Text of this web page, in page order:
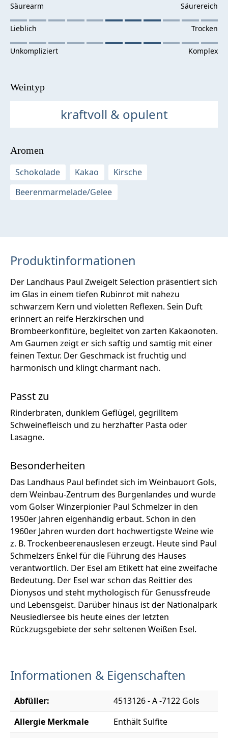
Weintyp
kraftvoll & opulent
Aromen
Schokolade
Kakao
Kirsche
Beerenmarmelade/Gelee
Produktinformationen
Der Landhaus Paul Zweigelt Selection präsentiert sich
im Glas in einem tiefen Rubinrot mit nahezu
schwarzem Kern und violetten Reflexen. Sein Duft
erinnert an reife Herzkirschen und
Brombeerkonfitüre, begleitet von zarten Kakaonoten.
Am Gaumen zeigt er sich saftig und samtig mit einer
feinen Textur. Der Geschmack ist fruchtig und
harmonisch und klingt charmant nach.
Passt zu
Rinderbraten, dunklem Geflügel, gegrilltem
Schweinefleisch und zu herzhafter Pasta oder
Lasagne.
Besonderheiten
Das Landhaus Paul befindet sich im Weinbauort Gols,
dem Weinbau-Zentrum des Burgenlandes und wurde
vom Golser Winzerpionier Paul Schmelzer in den
1950er Jahren eigenhändig erbaut. Schon in den
1960er Jahren wurden dort hochwertigste Weine wie
z. B. Trockenbeerenauslesen erzeugt. Heute sind Paul
Schmelzers Enkel für die Führung des Hauses
verantwortlich. Der Esel am Etikett hat eine zweifache
Bedeutung. Der Esel war schon das Reittier des
Dionysos und steht mythologisch für Genussfreude
und Lebensgeist. Darüber hinaus ist der Nationalpark
Neusiedlersee bis heute eines der letzten
Rückzugsgebiete der sehr seltenen Weißen Esel.
Informationen & Eigenschaften
Abfüller:
4513126 - A -7122 Gols
Allergie Merkmale
Enthält Sulfite